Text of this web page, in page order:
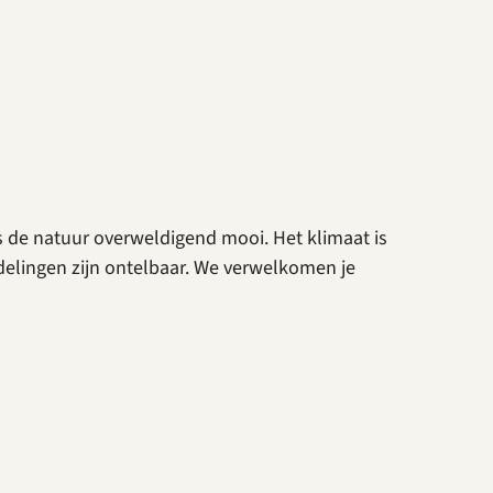
de natuur overweldigend mooi. Het klimaat is
zijn ontelbaar. We verwelkomen je